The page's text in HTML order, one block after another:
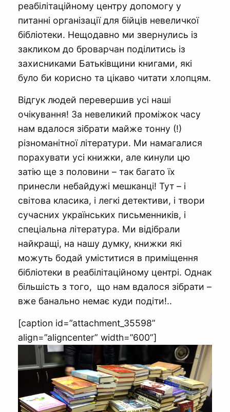
реабілітаційному центру допомогу у
питанні організації для бійців невеличкої
бібліотеки. Нещодавно ми звернулись із
закликом до броварчан поділитись із
захисниками Батьківщини книгами, які
було би корисно та цікаво читати хлопцям.
Відгук людей перевершив усі наші
очікування! За невеликий проміжок часу
нам вдалося зібрати майже тонну (!)
різноманітної літератури. Ми намагалися
порахувати усі книжки, але кинули цю
затію ще з половини – так багато їх
принесли небайдужі мешканці! Тут – і
світова класика, і легкі детективи, і твори
сучасних українських письменників, і
спеціальна література. Ми відібрали
найкращі, на нашу думку, книжки які
можуть бодай уміститися в приміщення
бібліотеки в реабілітаційному центрі. Однак
більшість з того, що нам вдалося зібрати –
вже банально немає куди подіти!..
[caption id=”attachment_35598”
align=”aligncenter” width=”600”]